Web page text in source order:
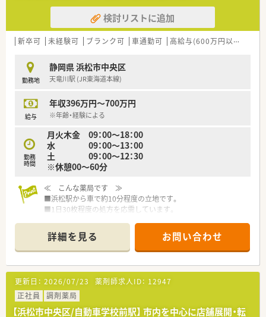
検討リストに追加
新卒可 未経験可 ブランク可 車通勤可 高給与(600万円以上)
勤務地
静岡県 浜松市中央区
天竜川駅 (JR東海道本線)
給与
年収396万円～700万円
※年齢・経験による
勤務
時間
月火木金 09：00～18：00
水 09：00～13：00
土 09：00～12：30
※休憩00～60分
≪ こんな薬局です ≫
■浜松駅から車で約10分程度の立地です。
■1日30枚程度の処方を応需しています。
≪ こんな会社です ≫
■法人概要
福岡県本社で全国に732店舗展開しています。医療機関へのリー
ス業から始まり、医療コンサルティングや医療機関の建て替えサ
ポートなども手掛ける企業です。
「質の高い医療」を提供したいという想いから、患者様の情報を
10年以上前からDr.にフィードバックする文化が根付いておりま
詳細を見る お問い合わせ
更新日： 2026/07/23 薬剤師求人ID： 12947
正社員
調剤薬局
【浜松市中央区/自動車学校前駅】 市内を中心に店舗展開・転